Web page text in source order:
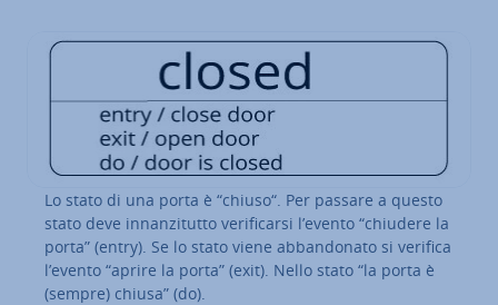
Lo stato di una porta è “chiuso“. Per passare a questo
stato deve in­nan­zi­tut­to ve­ri­fi­car­si l’evento “chiudere la
porta” (entry). Se lo stato viene ab­ban­do­na­to si verifica
l’evento “aprire la porta” (exit). Nello stato “la porta è
(sempre) chiusa” (do).